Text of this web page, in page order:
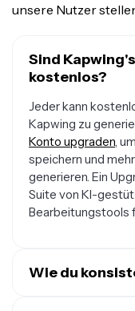
unsere Nutzer
Sind
kostenlos?
Jeder kann
Kapwing zu
Konto upgraden,
speichern und
generieren. Ein
Suite von KI-
Bearbeitungstools
Wie du